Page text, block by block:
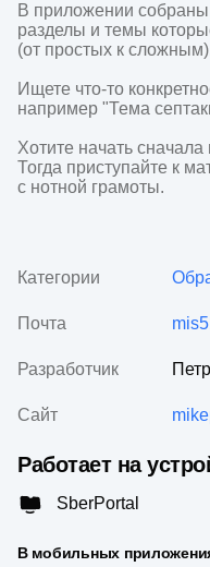
В приложении
разделы и темы
(от простых к
Ищете что-то
например "Тема
Хотите начать
Тогда приступайте к
с нотной грамоты.
Категории
Почта
Разработчик
Сайт
Работает на
SberPortal
В мобильных